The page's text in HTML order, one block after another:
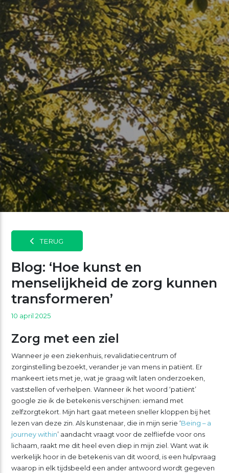
TERUG
Blog: ‘Hoe kunst en
menselijkheid de zorg kunnen
transformeren’
10 april 2025
Zorg met een ziel
Wanneer je een ziekenhuis, revalidatiecentrum of
zorginstelling bezoekt, verander je van mens in patiënt. Er
mankeert iets met je, wat je graag wilt laten onderzoeken,
vaststellen of verhelpen. Wanneer ik het woord ‘patiënt’
google zie ik de betekenis verschijnen: iemand met
zelfzorgtekort. Mijn hart gaat meteen sneller kloppen bij het
lezen van deze zin. Als kunstenaar, die in mijn serie ‘Being – a
journey within’ aandacht vraagt voor de zelfliefde voor ons
lichaam, raakt me dit heel even diep in mijn ziel. Want wat ik
werkelijk hoor in de betekenis van dit woord, is een hulpvraag
waarop in elk tijdsbeeld een ander antwoord wordt gegeven